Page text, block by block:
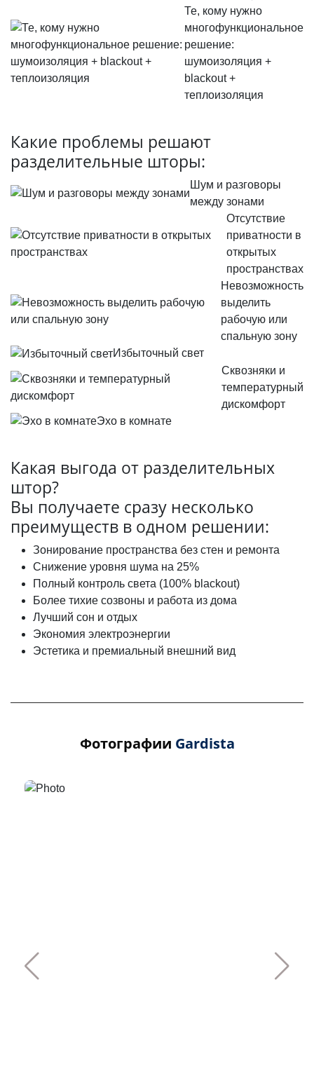
Те, кому нужно
многофункциональное
решение:
шумоизоляция +
blackout +
теплоизоляция
Какие проблемы решают
разделительные шторы:
Шум и разговоры
между зонами
Отсутствие
приватности в
открытых
пространствах
Невозможность
выделить
рабочую или
спальную зону
Избыточный свет
Сквозняки и
температурный
дискомфорт
Эхо в комнате
Какая выгода от разделительных
штор?
Вы получаете сразу несколько
преимуществ в одном решении:
Зонирование пространства без стен и ремонта
Снижение уровня шума на 25%
Полный контроль света (100% blackout)
Более тихие созвоны и работа из дома
Лучший сон и отдых
Экономия электроэнергии
Эстетика и премиальный внешний вид
Фотографии Gardista